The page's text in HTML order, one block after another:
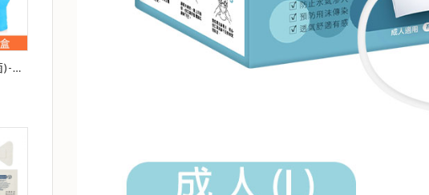
華新 檢診手套 (未滅菌)-無粉NBR檢診手套